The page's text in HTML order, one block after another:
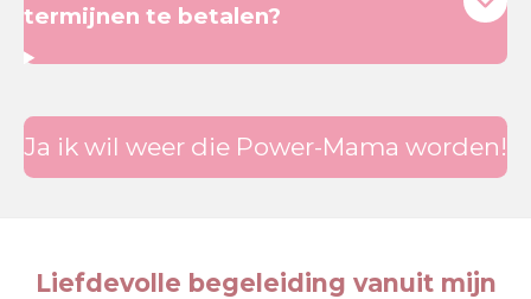
termijnen te betalen?
Ja ik wil weer die Power-Mama worden!
Liefdevolle begeleiding vanuit mijn